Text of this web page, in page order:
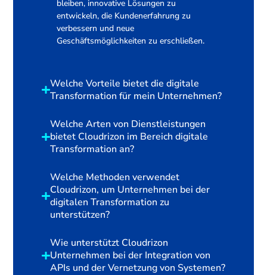
bleiben, innovative Lösungen zu
entwickeln, die Kundenerfahrung zu
verbessern und neue
Geschäftsmöglichkeiten zu erschließen.
Welche Vorteile bietet die digitale
Transformation für mein Unternehmen?
Welche Arten von Dienstleistungen
bietet Cloudrizon im Bereich digitale
Transformation an?
Welche Methoden verwendet
Cloudrizon, um Unternehmen bei der
digitalen Transformation zu
unterstützen?
Wie unterstützt Cloudrizon
Unternehmen bei der Integration von
APIs und der Vernetzung von Systemen?